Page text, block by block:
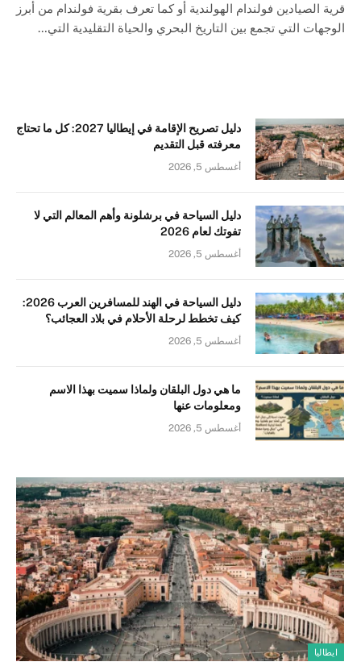
قرية الصيادين فولندام الهولندية أو كما تعرف بقرية فولندام من أبرز
الوجهات التي تجمع بين التاريخ البحري والحياة التقليدية التي…
دليل تصريح الإقامة في إيطاليا 2027: كل ما تحتاج
معرفته قبل التقديم
أغسطس 5, 2026
دليل السياحة في برشلونة وأهم المعالم التي لا
تفوتك لعام 2026
أغسطس 5, 2026
دليل السياحة في الهند للمسافرين العرب 2026:
كيف تخطط لرحلة الأحلام في بلاد العجائب؟
أغسطس 5, 2026
ما هي دول البلقان ولماذا سميت بهذا الاسم
ومعلومات عنها
أغسطس 5, 2026
ايطاليا